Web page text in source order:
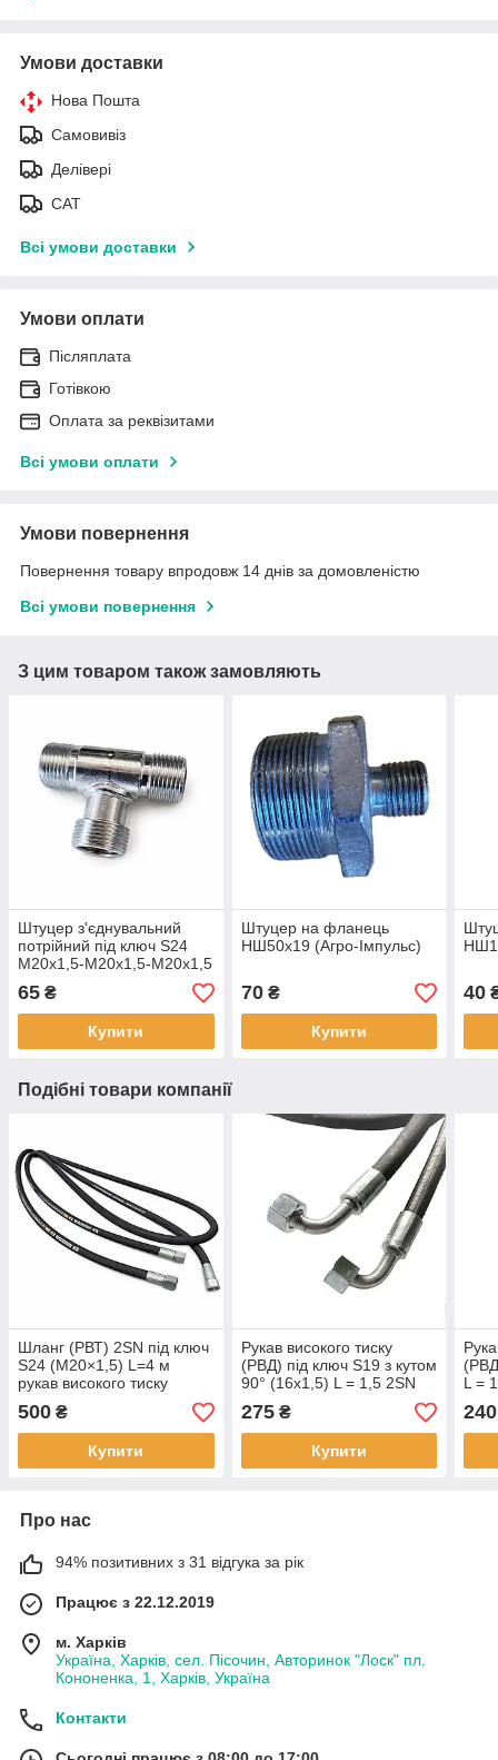
Умови доставки
Нова Пошта
Самовивіз
Делівері
САТ
Всі умови доставки
Умови оплати
Післяплата
Готівкою
Оплата за реквізитами
Всі умови оплати
Умови повернення
Повернення товару впродовж 14 днів за домовленістю
Всі умови повернення
З цим товаром також замовляють
Штуцер з'єднувальний
потрійний під ключ S24
М20х1,5-М20х1,5-М20х1,5
65 ₴
Купити
Штуцер на фланець
НШ50х19 (Агро-Імпульс)
70₴
Купити
40
Подібні товари компанії
Шланг (РВТ) 2SN під ключ
S24 (М20×1,5) L=4 м
рукав високого тиску
500 ₴
Купити
Рукав високого тиску
(РВД) під ключ S19 з кутом
90° (16х1,5) L = 1,5 2SN
275₴
Купити
L =
240
Про нас
94% позитивних з 31 відгука за рік
Працює з 22.12.2019
м. Харків
Україна, Харків, сел. Пісочин, Авторинок "Лоск" пл.
Кононенка, 1, Харків, Україна
Контакти